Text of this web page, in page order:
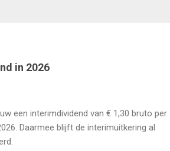
in 2026
een interimdividend van € 1,30 bruto per
Daarmee blijft de interimuitkering al